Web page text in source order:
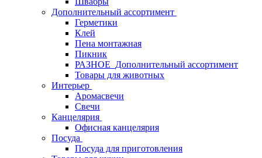
Дополнительный ассортимент
Герметики
Клей
Пена монтажная
Пикник
РАЗНОЕ_Дополнительный ассортимент
Товары для животных
Интерьер
Аромасвечи
Свечи
Канцелярия
Офисная канцелярия
Посуда
Посуда для приготовления